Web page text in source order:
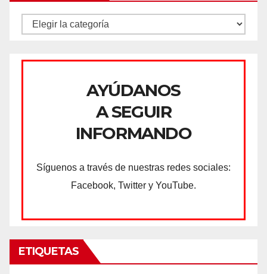
CATEGORÍAS
AYÚDANOS
A SEGUIR
INFORMANDO
Síguenos a través de nuestras redes sociales:
Facebook, Twitter y YouTube.
ETIQUETAS